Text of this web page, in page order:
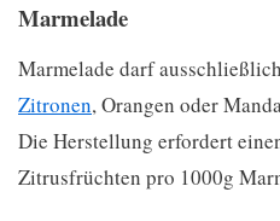
Marmelade
Marmelade darf
Zitronen, Orangen oder
Die Herstellung erfordert
Zitrusfrüchten pro 1000g